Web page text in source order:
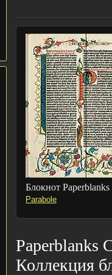
Блокнот Paperblanks
Parabole
Paperblanks
Коллекция